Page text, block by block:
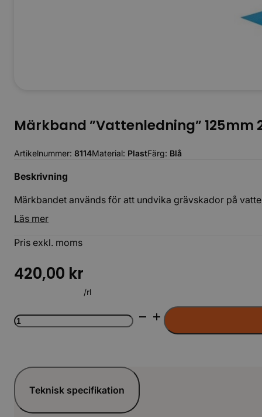
Märkband ”Vattenledning” 125mm
Artikelnummer: 8114Material: PlastFärg: Blå
Beskrivning
Märkbandet används för att undvika grävskador på
Läs mer
Pris exkl. moms
420,00 kr
/rl
Märkband
"Vattenledning"
mängd
Teknisk specifikation